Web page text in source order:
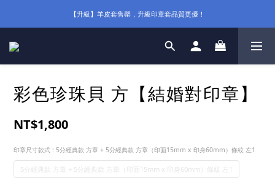
【升級】羊皮套售罄，升級印章套品質更優！
彩色珍珠貝 方【結婚對印章】
NT$1,800
印章尺寸款式 : 5分經典款 方章 + 5分經典款 方章（印面15mm x 印身60mm）條紋 左1
5分經典款 方章 + 5分經典款 方章（印面15mm x 印身60mm）條紋 左1